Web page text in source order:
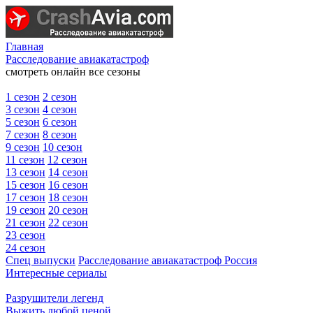
Главная
Расследование авиакатастроф
смотреть онлайн все сезоны
1 сезон 2 сезон
3 сезон 4 сезон
5 сезон 6 сезон
7 сезон 8 сезон
9 сезон 10 сезон
11 сезон 12 сезон
13 сезон 14 сезон
15 сезон 16 сезон
17 сезон 18 сезон
19 сезон 20 сезон
21 сезон 22 сезон
23 сезон
24 сезон
Спец выпуски Расследование авиакатастроф Россия
Интересные сериалы
Разрушители легенд
Выжить любой ценой